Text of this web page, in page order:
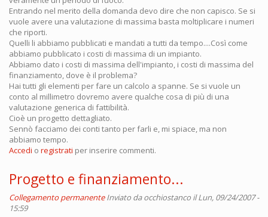
Entrando nel merito della domanda devo dire che non capisco. Se si
vuole avere una valutazione di massima basta moltiplicare i numeri
che riporti.
Quelli li abbiamo pubblicati e mandati a tutti da tempo....Così come
abbiamo pubblicato i costi di massima di un impianto.
Abbiamo dato i costi di massima dell'impianto, i costi di massima del
finanziamento, dove è il problema?
Hai tutti gli elementi per fare un calcolo a spanne. Se si vuole un
conto al millimetro dovremo avere qualche cosa di più di una
valutazione generica di fattibilità.
Cioè un progetto dettagliato.
Sennò facciamo dei conti tanto per farli e, mi spiace, ma non
abbiamo tempo.
Accedi o registrati per inserire commenti.
Progetto e finanziamento...
Collegamento permanente Inviato daocchiostanco il Lun, 09/24/2007 -
15:59